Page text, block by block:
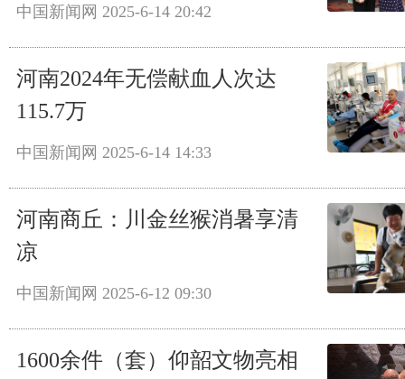
中国新闻网 2025-6-14 20:42
河南2024年无偿献血人次达
115.7万
中国新闻网 2025-6-14 14:33
河南商丘：川金丝猴消暑享清
凉
中国新闻网 2025-6-12 09:30
1600余件（套）仰韶文物亮相